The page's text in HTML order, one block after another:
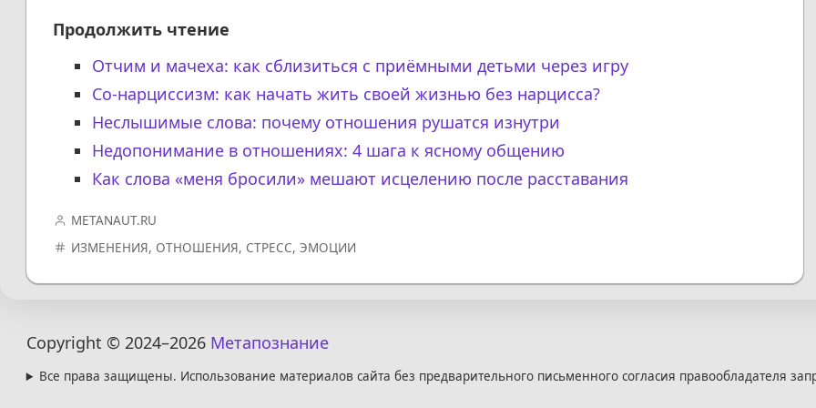
Продолжить чтение
Отчим и мачеха: как сблизиться с приёмными детьми через игру
Со-нарциссизм: как начать жить своей жизнью без нарцисса?
Неслышимые слова: почему отношения рушатся изнутри
Недопонимание в отношениях: 4 шага к ясному общению
Как слова «меня бросили» мешают исцелению после расставания
METANAUT.RU
ИЗМЕНЕНИЯ, ОТНОШЕНИЯ, СТРЕСС,ЭМОЦИИ
Copyright © 2024–2026 Метапознание
Все права защищены. Использование материалов сайта без предварительного письменного согласия правообладателя